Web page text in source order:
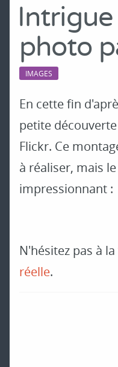
photo
IMAGES
En cette fin
petite
Flickr. Ce
à réaliser, mais
impressionnant :
N'hésitez pas à
réelle.